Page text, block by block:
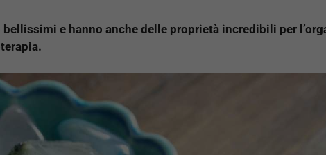
e hanno anche delle proprietà incredibili per